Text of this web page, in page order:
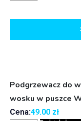
Podgrzewacz do
wosku w puszce
Cena:49.00 zł